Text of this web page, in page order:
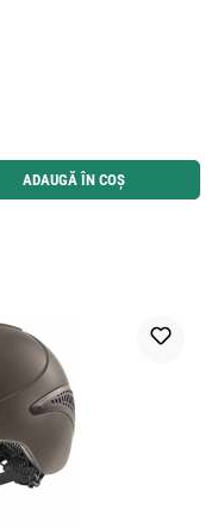
butoanele pentru a mări sau micșora
ADAUGĂ ÎN COȘ